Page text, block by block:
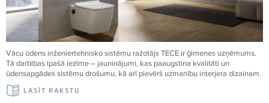
Vācu ūdens inženiertehnisko sistēmu ražotājs TECE ir ģimenes uzņēmums.
Tā darbības īpašā iezīme – jauninājumi, kas paaugstina kvalitāti un
ūdensapgādes sistēmu drošumu, kā arī pievērš uzmanību interjera dizainam.
LASĪT RAKSTU